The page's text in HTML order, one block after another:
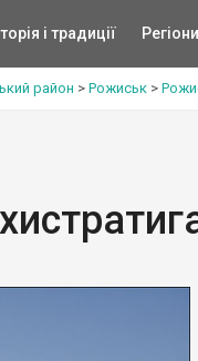
і традиції
район > Рожиськ >